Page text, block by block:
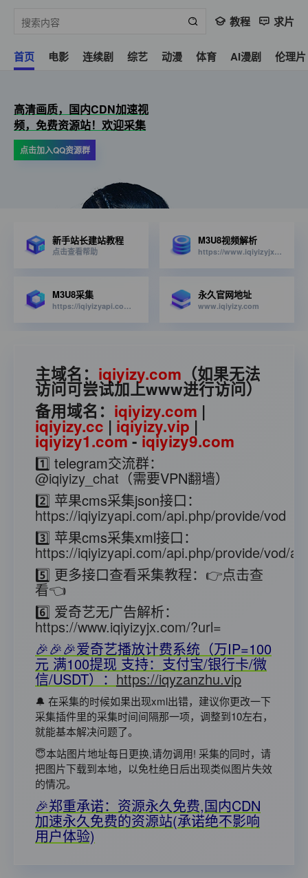
教程 求片
首页 电影 连续剧 综艺 动漫 体育 AI漫剧 伦理片
高清画质，国内CDN加速视
频，免费资源站！欢迎采集
点击加入QQ资源群
新手站长建站教程
点击查看帮助
M3U8视频解析
https://www.iqiyizyjx.com/?url=
M3U8采集
https://iqiyizyapi.com/api.php/provide/vod/from/snm3u8/at/xml
永久官网地址
www.iqiyizy.com
主域名： iqiyizy.com （如果无法
访问可尝试加上www进行访问）
备用域名： iqiyizy.com |
iqiyizy.cc | iqiyizy.vip |
iqiyizy1.com-iqiyizy9.com
1️⃣ telegram交流群：
@iqiyizy_chat （需要VPN翻墙）
2️⃣ 苹果cms采集json接口：
https://iqiyizyapi.com/api.php/provide/vod
3️⃣ 苹果cms采集xml接口：
https://iqiyizyapi.com/api.php/provide/vod/
5️⃣ 更多接口查看采集教程： 👉点击查
看👈
6️⃣ 爱奇艺无广告解析：
https://www.iqiyizyjx.com/?url=
🎉🎉🎉爱奇艺播放计费系统（万IP=100
元 满100提现 支持：支付宝/银行卡/微
信/USDT）： https://iqyzanzhu.vip
🔔 在采集的时候如果出现xml出错，建议你更改一下
采集插件里的采集时间间隔那一项，调整到10左右，
就能基本解决问题了。
😇本站图片地址每日更换,请勿调用! 采集的同时，请
把图片下载到本地，以免杜绝日后出现类似图片失效
的情况。
🎉郑重承诺：资源永久免费,国内CDN
加速永久免费的资源站(承诺绝不影响
用户体验)